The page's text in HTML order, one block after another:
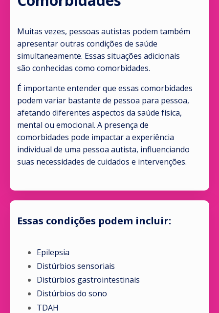
Muitas vezes, pessoas autistas podem também
apresentar outras condições de saúde
simultaneamente. Essas situações adicionais
são conhecidas como comorbidades.
É importante entender que essas comorbidades
podem variar bastante de pessoa para pessoa,
afetando diferentes aspectos da saúde física,
mental ou emocional. A presença de
comorbidades pode impactar a experiência
individual de uma pessoa autista, influenciando
suas necessidades de cuidados e intervenções.
Essas condições podem incluir:
Epilepsia
Distúrbios sensoriais
Distúrbios gastrointestinais
Distúrbios do sono
TDAH